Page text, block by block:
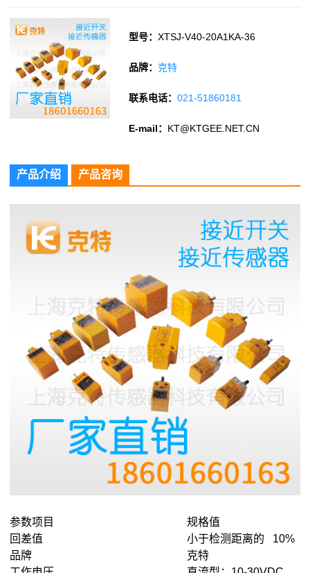
型号：XTSJ-V40-20A1KA-36
品牌： 克特
联系电话：021-51860181
E-mail： KT@KTGEE.NET.CN
产品介绍 产品咨询
参数项目
规格值
回差值
小于检测距离的 10%
品牌
克特